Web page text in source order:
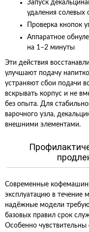
Запуск
удаления солевых
Проверка кнопок
Аппаратное
на 1–2 минуты
Эти действия
улучшают подачу
устраняют сбои подачи
вскрывать корпус и не
без опыта. Для
варочного узла,
внешними элементами.
Современные
эксплуатацию в течение
надёжные модели
базовых правил срок
Особенно